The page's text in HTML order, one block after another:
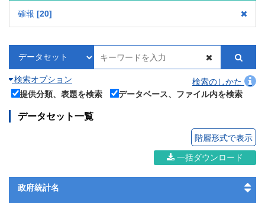
確報 20
検索オプション
検索のしかた
提供分類、表題を検索
データベース、ファイル内を検索
データセット一覧
階層形式で表示
一括ダウンロード
政府統計名